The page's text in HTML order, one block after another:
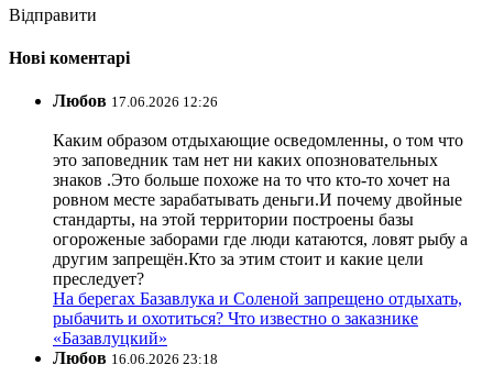
Відправити
Нові коментарі
Любов 17.06.2026 12:26
Каким образом отдыхающие осведомленны, о том что
это заповедник там нет ни каких опозновательных
знаков .Это больше похоже на то что кто-то хочет на
ровном месте зарабатывать деньги.И почему двойные
стандарты, на этой территории построены базы
огороженые заборами где люди катаются, ловят рыбу а
другим запрещён.Кто за этим стоит и какие цели
преследует?
На берегах Базавлука и Соленой запрещено отдыхать,
рыбачить и охотиться? Что известно о заказнике
«Базавлуцкий»
Любов 16.06.2026 23:18